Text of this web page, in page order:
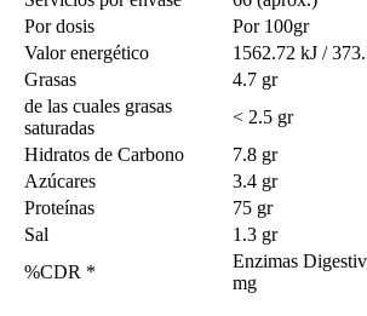
Por dosis
Por 100gr
Valor energético
1562.72 kJ /
Grasas
4.7 gr
de las cuales grasas
saturadas
< 2.5 gr
Hidratos de Carbono
7.8 gr
Azúcares
3.4 gr
Proteínas
75 gr
Sal
1.3 gr
%CDR *
Enzimas
mg